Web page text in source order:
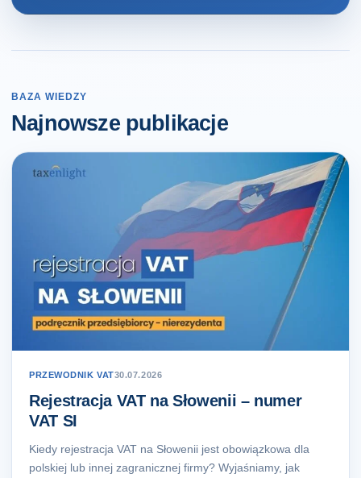
BAZA WIEDZY
Najnowsze publikacje
PRZEWODNIK VAT30.07.2026
Rejestracja VAT na Słowenii – numer
VAT SI
Kiedy rejestracja VAT na Słowenii jest obowiązkowa dla
polskiej lub innej zagranicznej firmy? Wyjaśniamy, jak